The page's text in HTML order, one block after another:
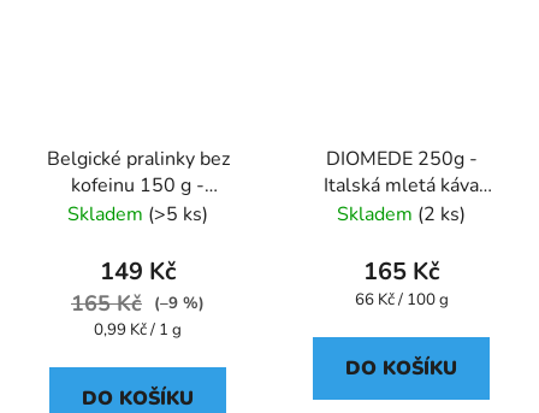
Belgické pralinky bez
kofeinu 150 g -
káva,aromatizovaná,mletá
Skladem (>5 ks)
149 Kč
165 Kč
(–9 %)
Měrná
0,99 Kč / 1 g
DO KOŠÍKU
DIOMEDE 250g -
Italská mletá káva
plechová dóza Caffe
Skladem (2 ks)
165 Kč
Měrná
66 Kč / 100 g
DO KOŠÍKU